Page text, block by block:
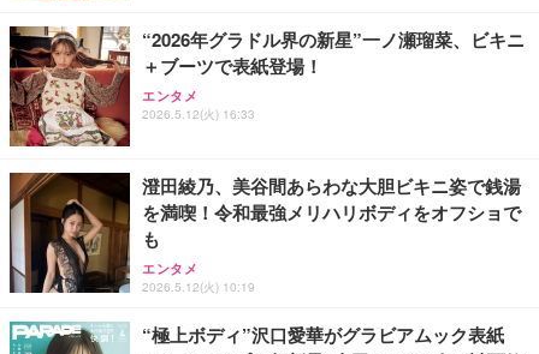
“2026年グラドル界の新星”一ノ瀬瑠菜、ビキニ
＋ブーツで表紙登場！
エンタメ
2026.5.12(火) 16:33
澄田綾乃、美谷間あらわな大胆ビキニ姿で銭湯
を満喫！令和最強メリハリボディをオフショで
も
エンタメ
2026.5.12(火) 10:19
“極上ボディ”沢口愛華がグラビアムック表紙